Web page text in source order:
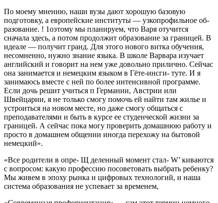
По моему мнению, наши вузы дают хорошую базовую
подготовку, а европейские ин­ституты — узкопрофильное об­
разование. ! 1оэтому мы пла­нируем, что Варя отучится
сначала здесь, а потом продол­жит образование за границей. В
идеале — получит гранд. Для этого нового витка обучения,
несомненно, нужно знание языка. В школе Варвара изу­чает
английский и говорит на нем уже довольно прилично. Сейчас
она занимается и не­мецким языком в Гёте-инсги- туте. И я
занимаюсь вместе с ней по более интенсивной программе.
Если дочь решит учиться п Германии, Австрии или
Швейцарии, я не только смогу помочь ей найти там жилье и
устроиться на новом месте, но даже смогу общать­ся с
преподавателями и быть в курсе ее студенческой жиз­ни за
границей. А сейчас пока могу проверить домашнюю работу и
просто в домашнем общении иногда перехожу на бытовой
немецкий».
«Все родители в опре- Щ деленный момент стал- W’ киваются
с вопросом: какую профессию посовето­вать выбрать ребенку?
Мы живем в эпоху рынка и цифро­вых технологий, и наша
систе­ма образования не успевает за временем,